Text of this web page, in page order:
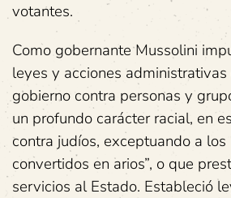
votantes.
Como gobernante Mussolini
leyes y acciones
gobierno contra personas y
un profundo carácter racial, en
contra judíos, exceptuando a los
convertidos en arios”, o que
servicios al Estado. Estableció